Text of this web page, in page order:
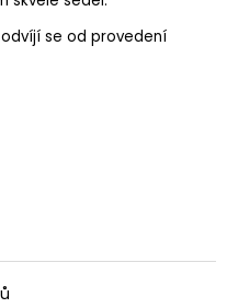
se od provedení